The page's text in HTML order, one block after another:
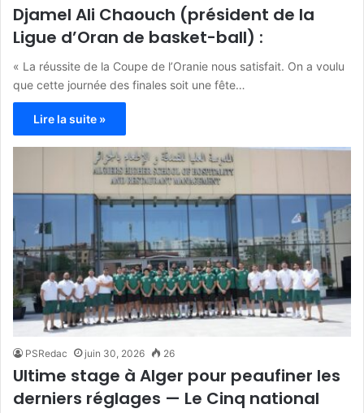
Djamel Ali Chaouch (président de la
Ligue d’Oran de basket-ball) :
« La réussite de la Coupe de l’Oranie nous satisfait. On a voulu
que cette journée des finales soit une fête…
Lire la suite »
PSRedac juin 30, 2026 26
Ultime stage à Alger pour peaufiner les
derniers réglages — Le Cinq national